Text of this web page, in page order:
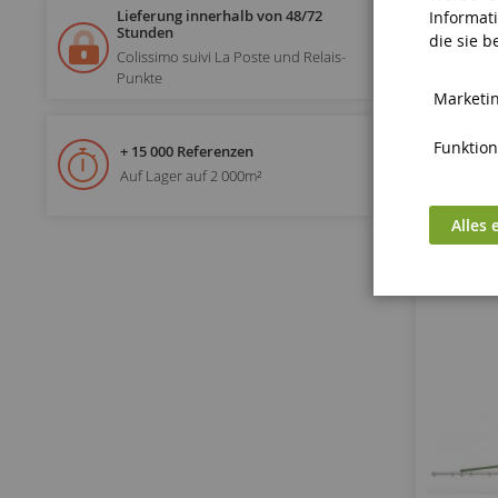
Lieferung innerhalb von 48/72
Stunden
Colissimo suivi La Poste und Relais-
Punkte
+ 15 000 Referenzen
Auf Lager auf 2 000m²
die sie
Alles